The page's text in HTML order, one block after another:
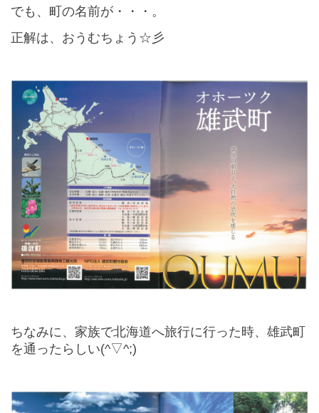
でも、町の名前が・・・。
正解は、おうむちょう☆彡
ちなみに、家族で北海道へ旅行に行った時、雄武町
を通ったらしい(^▽^;)